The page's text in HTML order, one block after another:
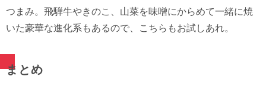
つまみ。飛騨牛やきのこ、山菜を味噌にからめて一緒に焼
いた豪華な進化系もあるので、こちらもお試しあれ。
まとめ